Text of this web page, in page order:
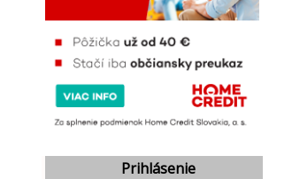
Prihlásenie